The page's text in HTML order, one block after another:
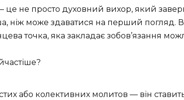
це не просто духовний вихор, який
ніж може здаватися на перший погляд.
точка, яка закладає зобов’язання
або колективних молитов — він